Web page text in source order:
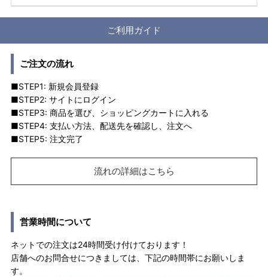
ご利用ガイド
ご注文の流れ
■STEP1: 新規会員登録
■STEP2: サイトにログイン
■STEP3: 商品を選び、ショッピングカートに入れる
■STEP4: 支払い方法、配送先を確認し、注文へ
■STEP5: 注文完了
流れの詳細はこちら
営業時間について
ネットでの注文は24時間受け付けております！
店舗へのお問合せにつきましては、下記の時間帯にお願いしま
す。